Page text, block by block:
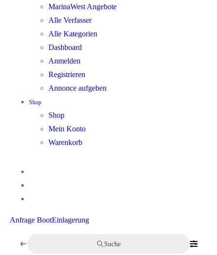
MarinaWest Angebote
Alle Verfasser
Alle Kategorien
Dashboard
Anmelden
Registrieren
Annonce aufgeben
Shop
Shop
Mein Konto
Warenkorb
Anfrage BootEinlagerung
Suche